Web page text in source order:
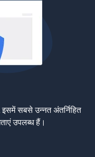
सबसे उन्नत अंतर्निहित
उपलब्ध हैं।